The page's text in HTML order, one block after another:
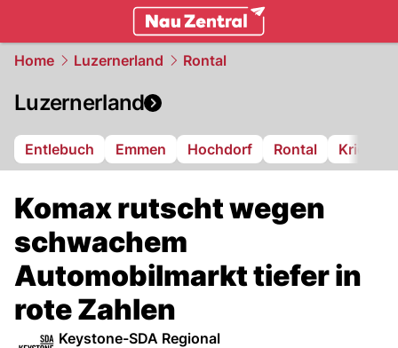
Home Luzernerland Rontal
Luzernerland
Entlebuch Emmen Hochdorf Rontal Kriens
Komax rutscht wegen
schwachem
Automobilmarkt tiefer in
rote Zahlen
Keystone-SDA Regional